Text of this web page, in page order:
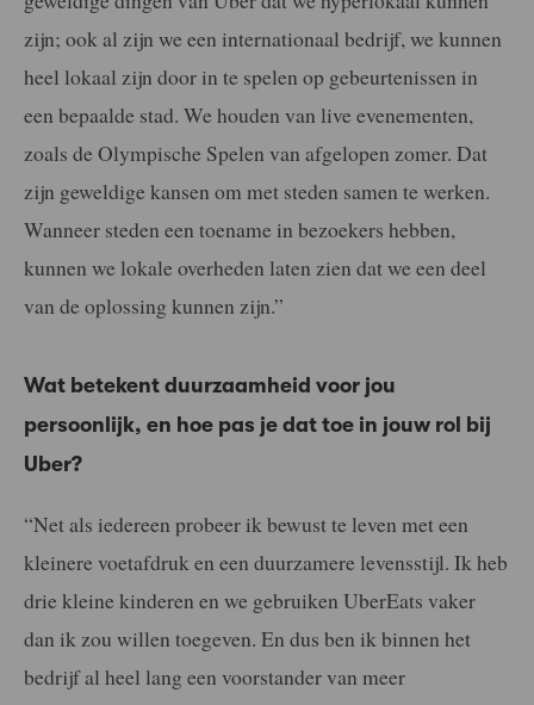
zijn; ook al zijn we een internationaal bedrijf, we kunnen
heel lokaal zijn door in te spelen op gebeurtenissen in
een bepaalde stad. We houden van live evenementen,
zoals de Olympische Spelen van afgelopen zomer. Dat
zijn geweldige kansen om met steden samen te werken.
Wanneer steden een toename in bezoekers hebben,
kunnen we lokale overheden laten zien dat we een deel
van de oplossing kunnen zijn.”
Wat betekent duurzaamheid voor jou
persoonlijk, en hoe pas je dat toe in jouw rol bij
Uber?
“Net als iedereen probeer ik bewust te leven met een
kleinere voetafdruk en een duurzamere levensstijl. Ik heb
drie kleine kinderen en we gebruiken UberEats vaker
dan ik zou willen toegeven. En dus ben ik binnen het
bedrijf al heel lang een voorstander van meer